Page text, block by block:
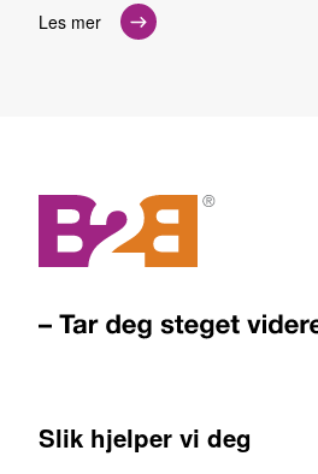
Les mer
Slik hjelper vi deg